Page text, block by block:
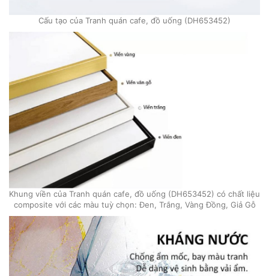
Cấu tạo của Tranh quán cafe, đồ uống (DH653452)
Khung viền của Tranh quán cafe, đồ uống (DH653452) có chất liệu
composite với các màu tuỳ chọn: Đen, Trắng, Vàng Đồng, Giả Gỗ